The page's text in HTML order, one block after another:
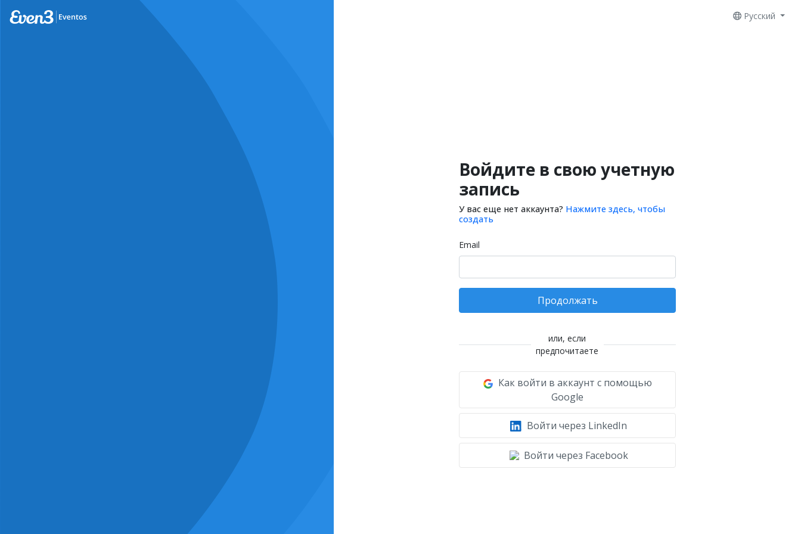
Русский
Войдите в свою учетную
запись
У вас еще нет аккаунта? Нажмите здесь, чтобы
создать
Email
Продолжать
или, если
предпочитаете
Как войти в аккаунт с помощью
Google
Войти через LinkedIn
Войти через Facebook